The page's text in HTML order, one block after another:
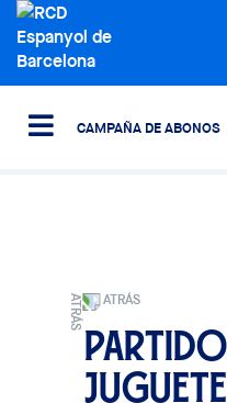
CAMPAÑA DE ABONOS
ATRÁS